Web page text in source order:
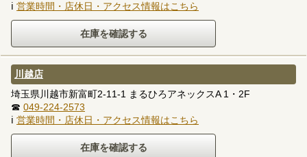
ℹ 営業時間・店休日・アクセス情報はこちら
川越店
埼玉県川越市新富町2-11-1 まるひろアネックスA 1・2F
☎ 049-224-2573
ℹ 営業時間・店休日・アクセス情報はこちら